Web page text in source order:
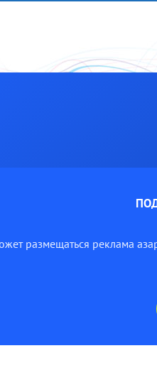
размещаться реклама